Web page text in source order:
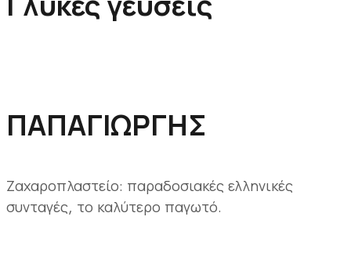
Γλυκές γεύσεις
ΠΑΠΑΓΙΩΡΓΗΣ
Ζαχαροπλαστείο: παραδοσιακές ελληνικές
συνταγές, το καλύτερο παγωτό.